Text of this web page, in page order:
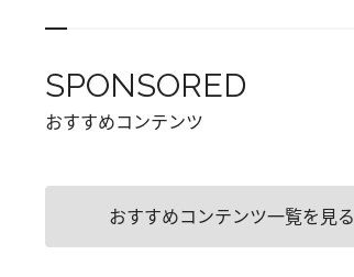
SPONSORED
おすすめコンテンツ
おすすめコンテンツ一覧を見る